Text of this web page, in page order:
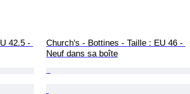
42.5 -
Church's - Bottines - Taille : EU 46 -
Neuf dans sa boîte